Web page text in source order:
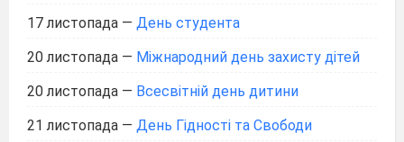
17 листопада — День студента
20 листопада — Міжнародний день захисту дітей
20 листопада — Всесвітній день дитини
21 листопада — День Гідності та Свободи